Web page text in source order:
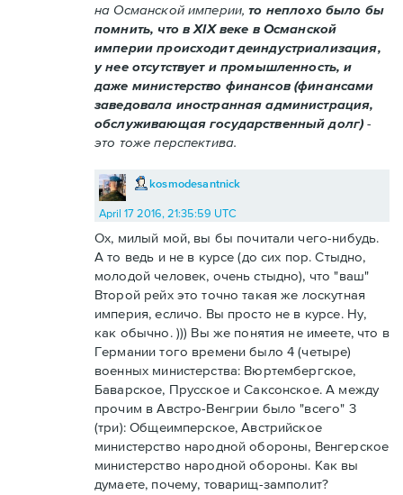
на Османской империи,то неплохо было бы
помнить, что в XIX веке в Османской
империи происходит деиндустриализация,
у нее отсутствует и промышленность, и
даже министерство финансов (финансами
заведовала иностранная администрация,
обслуживающая государственный долг)-
это тоже перспектива.
kosmodesantnick
April 17 2016, 21:35:59 UTC
Ох, милый мой, вы бы почитали чего-нибудь.
А то ведь и не в курсе (до сих пор. Стыдно,
молодой человек, очень стыдно), что "ваш"
Второй рейх это точно такая же лоскутная
империя, есличо. Вы просто не в курсе. Ну,
как обычно. ))) Вы же понятия не имеете, что в
Германии того времени было 4 (четыре)
военных министерства: Вюртембергское,
Баварское, Прусское и Саксонское. А между
прочим в Австро-Венгрии было "всего" 3
(три): Общеимперское, Австрийское
министерство народной обороны, Венгерское
министерство народной обороны. Как вы
думаете, почему, товарищ-замполит?